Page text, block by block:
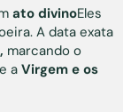
ato divinoEles
A data exata
marcando o
a Virgem e os